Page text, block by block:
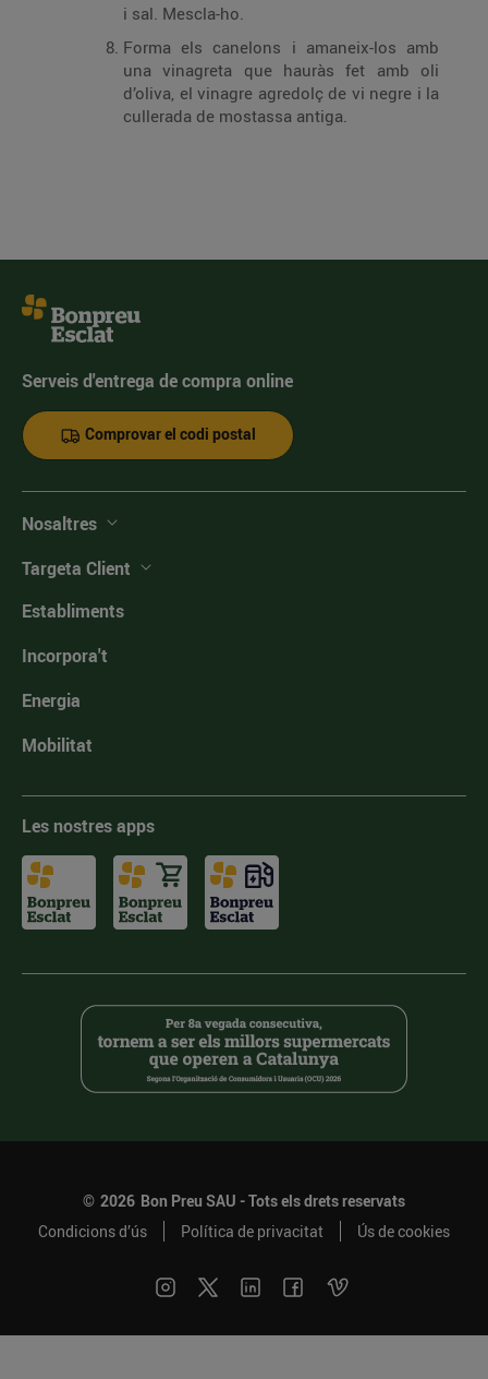
i sal. Mescla-ho.
Forma els canelons i amaneix-los amb
una vinagreta que hauràs fet amb oli
d’oliva, el vinagre agredolç de vi negre i la
cullerada de mostassa antiga.
Serveis d'entrega de compra online
Comprovar el codi postal
Nosaltres
Targeta Client
Establiments
Incorpora't
Energia
Mobilitat
Les nostres apps
© 2026 Bon Preu SAU - Tots els drets reservats
Condicions d’ús
Política de privacitat Ús de cookies